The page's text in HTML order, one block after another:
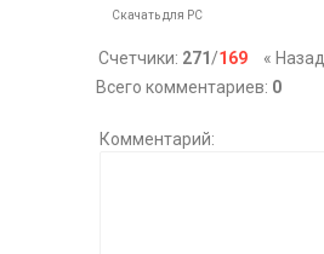
Скачать для PC
« Назад
Счетчики: 271 /169
Всего комментариев: 0
Комментарий: